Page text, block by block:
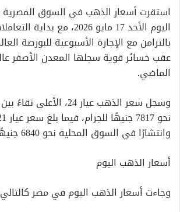
استقرت أسعار الذهب في السوق المصرية
اليوم الأحد 17 مايو 2026، مع
بالتزامن مع الإجازة الأسبوعية للبورصة
عقب خسائر قوية سجلها المعدن الأصفر
الماضي.
وسجل سعر الذهب عيار 24،
وانتشارًا في السوق المحلية نحو 6840 جنيهًا للجرام.
أسعار الذهب اليوم
وجاءت أسعار الذهب اليوم في مصر